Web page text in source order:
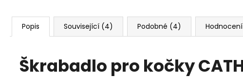
Popis Související (4) Podobné (4) Hodnocení
Škrabadlo pro kočky